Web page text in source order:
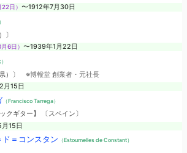
日） 〜1912年7月30日
〕
6日） 〜1939年1月22日
県）〕 ※博報堂 創業者・元社長
月15日
（Francisco Tarrega）
クギター】 〔スペイン〕
15日
＝コンスタン （Estournelles de Constant）